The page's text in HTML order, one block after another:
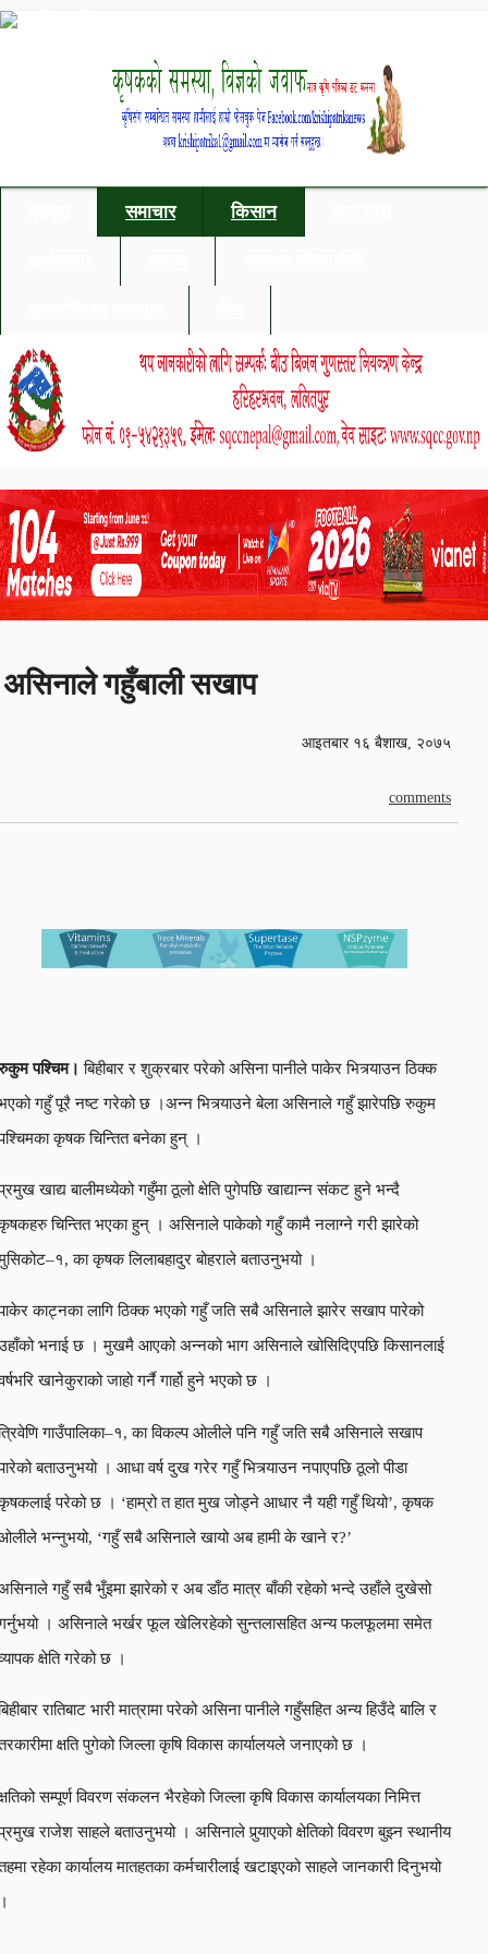
समाचार किसान
असिनाले गहुँबाली सखाप
आइतबार १६ बैशाख, २०७५
comments
पश्चिम। बिहीबार र शुक्रबार परेको असिना पानीले पाकेर भित्र्याउन ठिक्क
गहुँ पूरै नष्ट गरेको छ ।अन्न भित्र्याउने बेला असिनाले गहुँ झारेपछि रुकुम
कृषक चिन्तित बनेका हुन् ।
खाद्य बालीमध्येको गहुँमा ठूलो क्षेति पुगेपछि खाद्यान्न संकट हुने भन्दै
चिन्तित भएका हुन् । असिनाले पाकेको गहुँ कामै नलाग्ने गरी झारेको
का कृषक लिलाबहादुर बोहराले बताउनुभयो ।
काट्नका लागि ठिक्क भएको गहुँ जति सबै असिनाले झारेर सखाप पारेको
भनाई छ । मुखमै आएको अन्नको भाग असिनाले खोसिदिएपछि किसानलाई
खानेकुराको जाहो गर्नै गार्हो हुने भएको छ ।
गाउँपालिका–१, का विकल्प ओलीले पनि गहुँ जति सबै असिनाले सखाप
बताउनुभयो । आधा वर्ष दुख गरेर गहुँ भित्र्याउन नपाएपछि ठूलो पीडा
परेको छ । ‘हाम्रो त हात मुख जोड्ने आधार नै यही गहुँ थियो’, कृषक
भन्नुभयो, ‘गहुँ सबै असिनाले खायो अब हामी के खाने र?’
गहुँ सबै भुँइमा झारेको र अब डाँठ मात्र बाँकी रहेको भन्दे उहाँले दुखेसो
। असिनाले भर्खर फूल खेलिरहेको सुन्तलासहित अन्य फलफूलमा समेत
क्षेति गरेको छ ।
रातिबाट भारी मात्रामा परेको असिना पानीले गहुँसहित अन्य हिउँदे बालि र
क्षति पुगेको जिल्ला कृषि विकास कार्यालयले जनाएको छ ।
सम्पूर्ण विवरण संकलन भैरहेको जिल्ला कृषि विकास कार्यालयका निमित्त
राजेश साहले बताउनुभयो । असिनाले पुर्‍याएको क्षेतिको विवरण बुझ्न स्थानीय
रहेका कार्यालय मातहतका कर्मचारीलाई खटाइएको साहले जानकारी दिनुभयो